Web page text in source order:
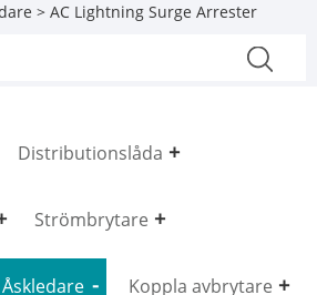
> AC Lightning Surge Arrester
Distributionslåda
Strömbrytare
Åskledare Koppla avbrytare